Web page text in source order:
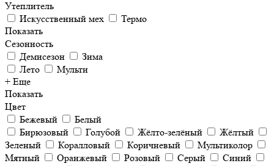
Утеплитель
Искусственный мех
Термо
Показать
Сезонность
Демисезон
Зима
Лето
Мульти
+ Еще
Показать
Цвет
Бежевый
Белый
Бирюзовый
Голубой Жёлто-зелёный
Жёлтый
Зеленый
Коралловый Коричневый
Мультиколор
Мятный
Оранжевый Розовый Серый
Синий